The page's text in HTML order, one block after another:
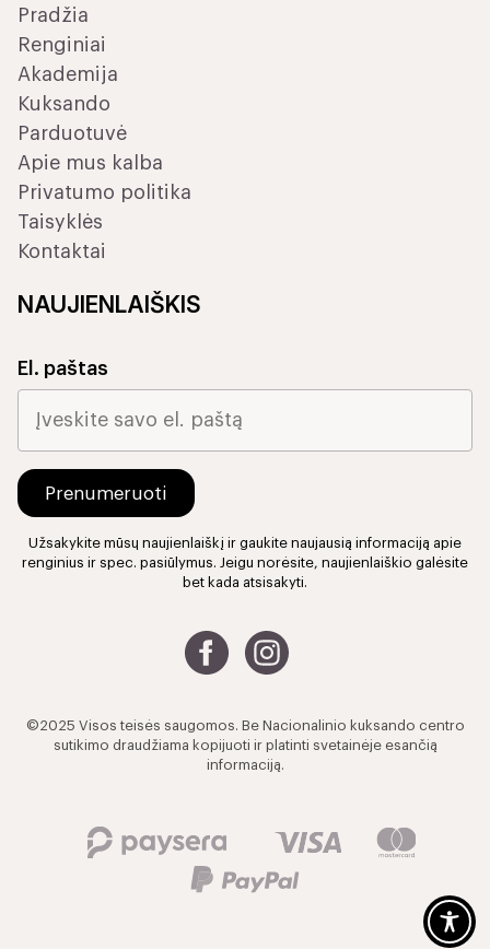
Pradžia
Renginiai
Akademija
Kuksando
Parduotuvė
Apie mus kalba
Privatumo politika
Taisyklės
Kontaktai
NAUJIENLAIŠKIS
El. paštas
Užsakykite mūsų naujienlaiškį ir gaukite naujausią informaciją apie
renginius ir spec. pasiūlymus. Jeigu norėsite, naujienlaiškio galėsite
bet kada atsisakyti.
©2025 Visos teisės saugomos. Be Nacionalinio kuksando centro
sutikimo draudžiama kopijuoti ir platinti svetainėje esančią
informaciją.